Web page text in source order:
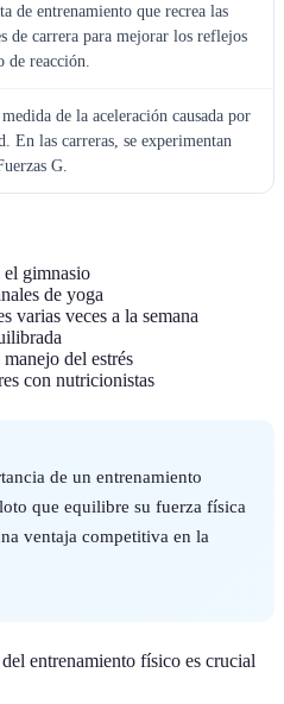
de entrenamiento que recrea las
de carrera para mejorar los reflejos
reacción.
de la aceleración causada por
En las carreras, se experimentan
G.
gimnasio
de yoga
varias veces a la semana
del estrés
con nutricionistas
de un entrenamiento
que equilibre su fuerza física
ventaja competitiva en la
entrenamiento físico es crucial